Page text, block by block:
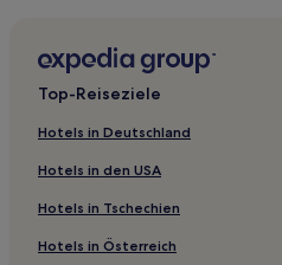
4-Sterne-Hotels in Zhangjiang
4-Sterne-Hotels in Stadtbezirk
4-Sterne-Hotels in Changning
2-Sterne-Hotels in Jingan Villas
Günstige in Stadtbezirk
Business in Stadtbezirk Baoshan
Top-Reiseziele
Hotels in Deutschland
Hotels in den USA
Hotels in Tschechien
Hotels in Österreich